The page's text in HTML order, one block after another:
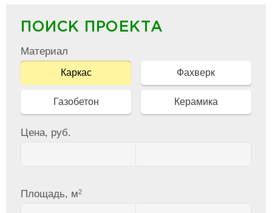
ПОИСК ПРОЕКТА
Материал
Каркас Фахверк
Газобетон Керамика
Цена, руб.
Площадь, м2